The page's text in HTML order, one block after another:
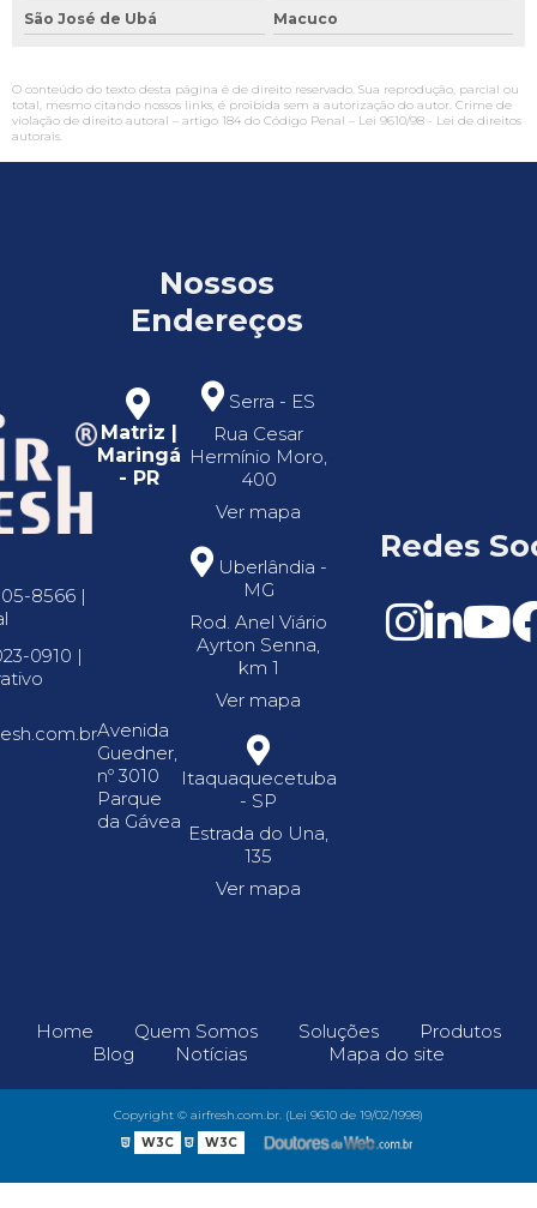
São José de Ubá Macuco
O conteúdo do texto desta página é de direito reservado. Sua reprodução, parcial ou
total, mesmo citando nossos links, é proibida sem a autorização do autor. Crime de
violação de direito autoral – artigo 184 do Código Penal – Lei 9610/98 - Lei de direitos
autorais.
8566 |
0910 |
Nossos
Endereços
Matriz |
Maringá
- PR
Avenida
Guedner,
nº 3010
Parque
da Gávea
Serra - ES
Rua Cesar
Hermínio Moro,
400
Ver mapa
Uberlândia -
MG
Rod. Anel Viário
Ayrton Senna,
km 1
Ver mapa
Itaquaquecetuba
- SP
Estrada do Una,
135
Ver mapa
Redes
Home Quem Somos Soluções
Produtos
Blog
Notícias Mapa do site
Copyright © airfresh.com.br. (Lei 9610 de 19/02/1998)
W3C
W3C